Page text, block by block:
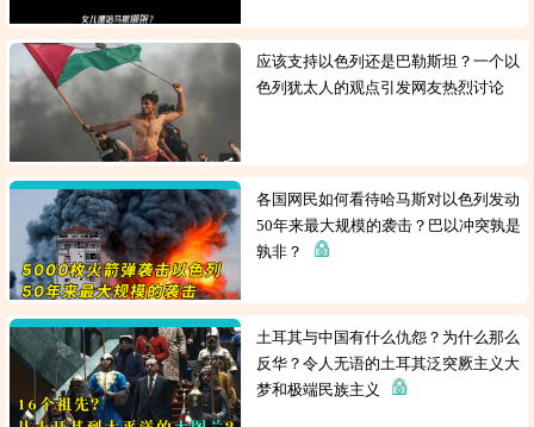
应该支持以色列还是巴勒斯坦？一个以
色列犹太人的观点引发网友热烈讨论
各国网民如何看待哈马斯对以色列发动
50年来最大规模的袭击？巴以冲突孰是
孰非？
土耳其与中国有什么仇怨？为什么那么
反华？令人无语的土耳其泛突厥主义大
梦和极端民族主义